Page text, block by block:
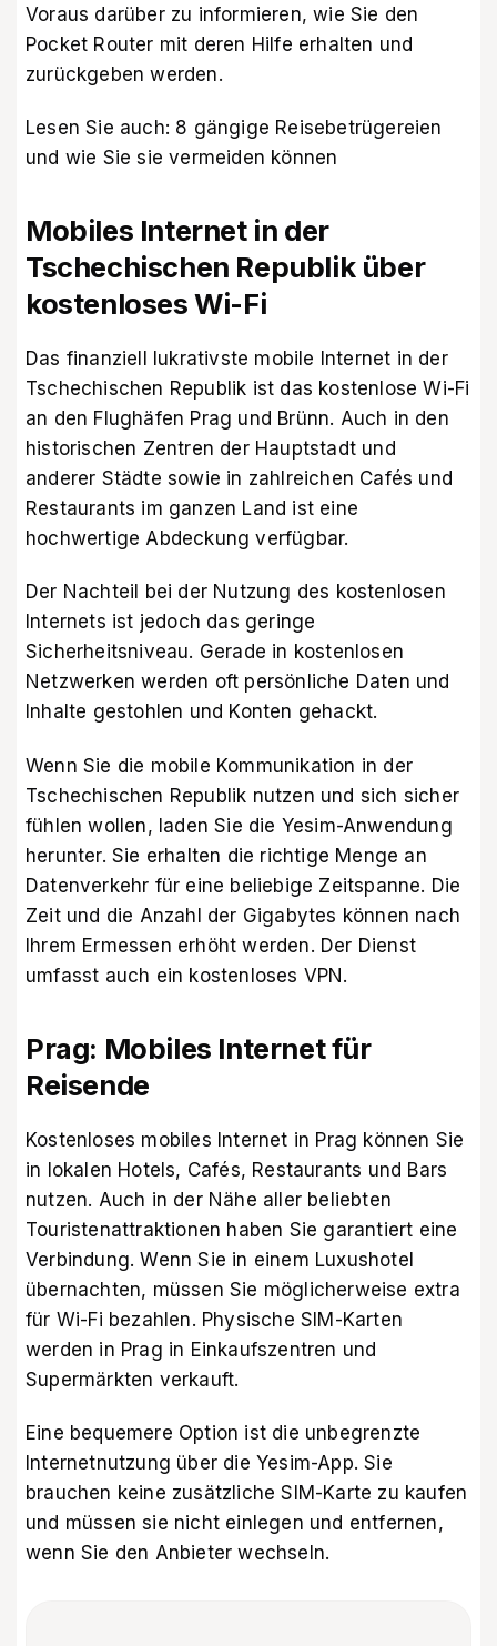
Voraus darüber zu informieren, wie Sie den
Pocket Router mit deren Hilfe erhalten und
zurückgeben werden.
Lesen Sie auch: 8 gängige Reisebetrügereien
und wie Sie sie vermeiden können
Mobiles Internet in der
Tschechischen Republik über
kostenloses Wi-Fi
Das finanziell lukrativste mobile Internet in der
Tschechischen Republik ist das kostenlose Wi-Fi
an den Flughäfen Prag und Brünn. Auch in den
historischen Zentren der Hauptstadt und
anderer Städte sowie in zahlreichen Cafés und
Restaurants im ganzen Land ist eine
hochwertige Abdeckung verfügbar.
Der Nachteil bei der Nutzung des kostenlosen
Internets ist jedoch das geringe
Sicherheitsniveau. Gerade in kostenlosen
Netzwerken werden oft persönliche Daten und
Inhalte gestohlen und Konten gehackt.
Wenn Sie die mobile Kommunikation in der
Tschechischen Republik nutzen und sich sicher
fühlen wollen, laden Sie die Yesim-Anwendung
herunter. Sie erhalten die richtige Menge an
Datenverkehr für eine beliebige Zeitspanne. Die
Zeit und die Anzahl der Gigabytes können nach
Ihrem Ermessen erhöht werden. Der Dienst
umfasst auch ein kostenloses VPN.
Prag: Mobiles Internet für
Reisende
Kostenloses mobiles Internet in Prag können Sie
in lokalen Hotels, Cafés, Restaurants und Bars
nutzen. Auch in der Nähe aller beliebten
Touristenattraktionen haben Sie garantiert eine
Verbindung. Wenn Sie in einem Luxushotel
übernachten, müssen Sie möglicherweise extra
für Wi-Fi bezahlen. Physische SIM-Karten
werden in Prag in Einkaufszentren und
Supermärkten verkauft.
Eine bequemere Option ist die unbegrenzte
Internetnutzung über die Yesim-App. Sie
brauchen keine zusätzliche SIM-Karte zu kaufen
und müssen sie nicht einlegen und entfernen,
wenn Sie den Anbieter wechseln.